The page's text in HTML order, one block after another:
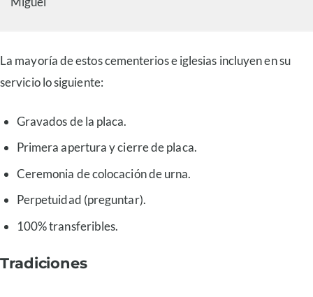
La mayoría de estos cementerios e iglesias incluyen en su
servicio lo siguiente:
Gravados de la placa.
Primera apertura y cierre de placa.
Ceremonia de colocación de urna.
Perpetuidad (preguntar).
100% transferibles.
Tradiciones